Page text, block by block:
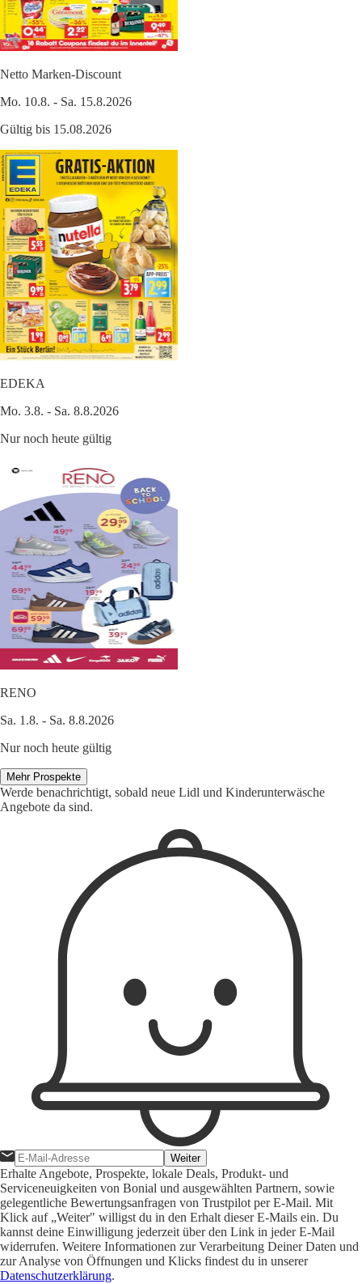
Netto Marken-Discount
Mo. 10.8. - Sa. 15.8.2026
Gültig bis 15.08.2026
EDEKA
Mo. 3.8. - Sa. 8.8.2026
Nur noch heute gültig
RENO
Sa. 1.8. - Sa. 8.8.2026
Nur noch heute gültig
Mehr Prospekte
Werde benachrichtigt, sobald neue Lidl und Kinderunterwäsche
Angebote da sind.
Weiter
Erhalte Angebote, Prospekte, lokale Deals, Produkt- und
Serviceneuigkeiten von Bonial und ausgewählten Partnern, sowie
gelegentliche Bewertungsanfragen von Trustpilot per E-Mail. Mit
Klick auf „Weiter" willigst du in den Erhalt dieser E-Mails ein. Du
kannst deine Einwilligung jederzeit über den Link in jeder E-Mail
widerrufen. Weitere Informationen zur Verarbeitung Deiner Daten und
zur Analyse von Öffnungen und Klicks findest du in unserer
Datenschutzerklärung.